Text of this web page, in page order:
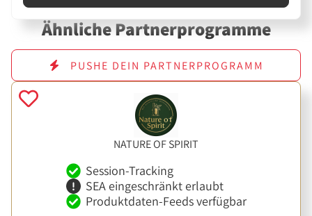
Ähnliche Partnerprogramme
PUSHE DEIN PARTNERPROGRAMM
NATURE OF SPIRIT
Session-Tracking
SEA eingeschränkt erlaubt
Produktdaten-Feeds verfügbar